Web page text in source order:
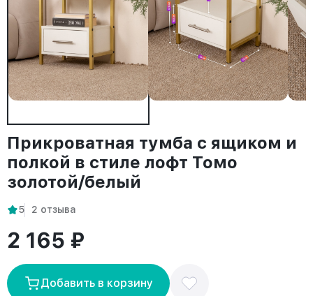
Прикроватная тумба с ящиком и
полкой в стиле лофт Томо
золотой/белый
5 2 отзыва
2 165 ₽
Добавить в корзину